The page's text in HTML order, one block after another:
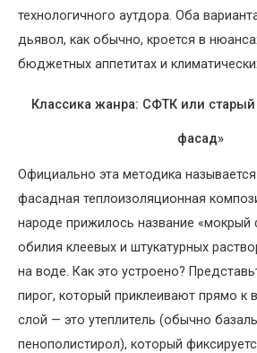
технологичного аутдора. Оба
дьявол, как обычно, кроется в
бюджетных аппетитах и
Классика жанра: СФТК или
фасад»
Официально эта методика
фасадная теплоизоляционная
народе прижилось название «мокрый
обилия клеевых и штукатурных
на воде. Как это устроено?
пирог, который приклеивают прямо к
слой — это утеплитель (обычно
пенополистирол), который